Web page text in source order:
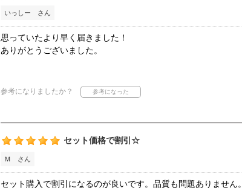
いっしー さん
思っていたより早く届きました！
ありがとうございました。
参考になりましたか？
セット価格で割引☆
Ｍ さん
セット購入で割引になるのが良いです。品質も問題ありません。